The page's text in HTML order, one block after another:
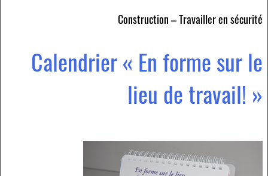
Construction – Travailler en sécurité
Calendrier « En forme sur le
lieu de travail! »